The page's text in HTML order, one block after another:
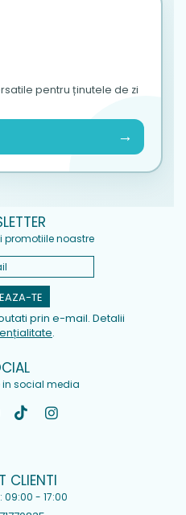
pentru ținutele de zi
→
promotiile noastre
prin e-mail. Detalii
.
in social media
CLIENTI
09:00 - 17:00